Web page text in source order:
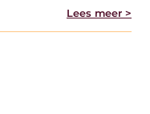
Lees meer >